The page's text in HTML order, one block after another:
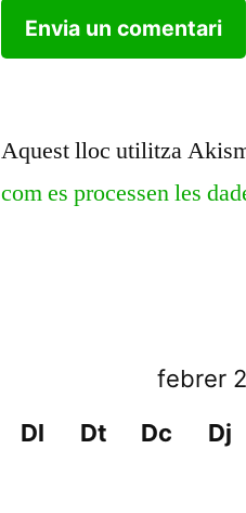
Aquest lloc utilitza
com es processen les
febrer
Dl
Dt Dc Dj